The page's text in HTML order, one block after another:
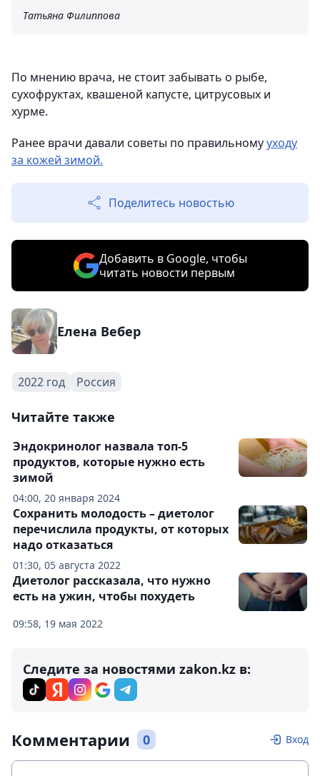
Татьяна Филиппова
По мнению врача, не стоит забывать о рыбе,
сухофруктах, квашеной капусте, цитрусовых и
хурме.
Ранее врачи давали советы по правильномууходу
за кожей зимой.
Поделитесь новостью
Добавить в Google, чтобы
читать новости первым
Елена Вебер
2022 год Россия
Читайте также
04:00, 20 января 2024
Эндокринолог назвала топ-5
продуктов, которые нужно есть
зимой
01:30, 05 августа 2022
Сохранить молодость – диетолог
перечислила продукты, от которых
надо отказаться
09:58, 19 мая 2022
Диетолог рассказала, что нужно
есть на ужин, чтобы похудеть
Следите за новостями zakon.kz в:
Комментарии 0 Вход